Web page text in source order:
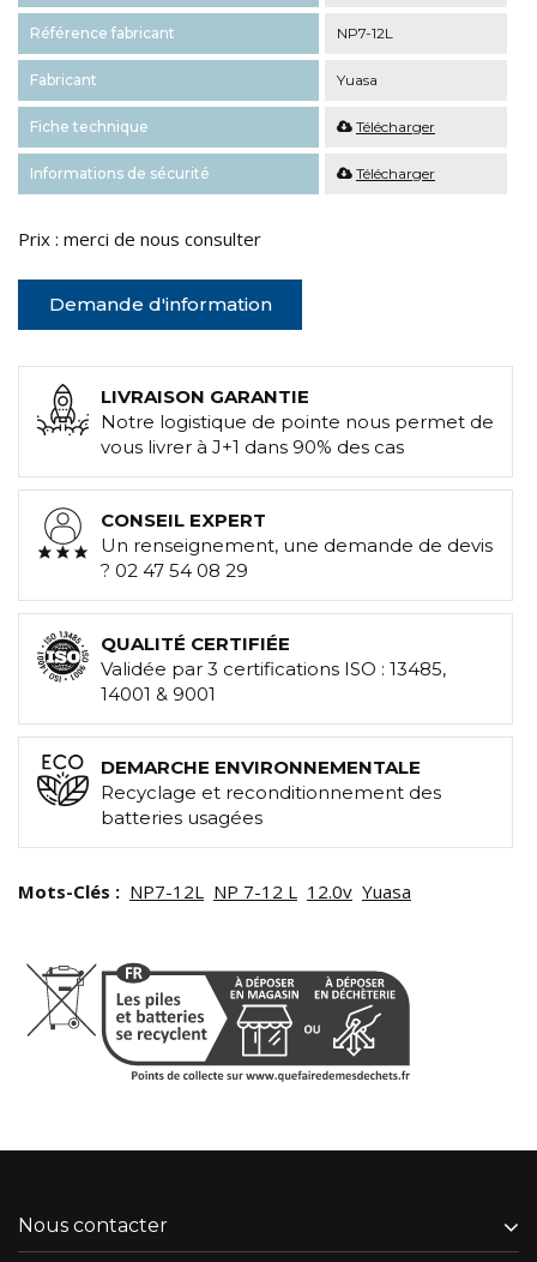
Référence fabricant NP7-12L
Fabricant Yuasa
Fiche technique Télécharger
Informations de sécurité Télécharger
Prix : merci de nous consulter
Demande d'information
LIVRAISON GARANTIE
Notre logistique de pointe nous permet de
vous livrer à J+1 dans 90% des cas
CONSEIL EXPERT
Un renseignement, une demande de devis
? 02 47 54 08 29
QUALITÉ CERTIFIÉE
Validée par 3 certifications ISO : 13485,
14001 & 9001
DEMARCHE ENVIRONNEMENTALE
Recyclage et reconditionnement des
batteries usagées
Mots-Clés : NP7-12L NP 7-12 L 12.0v Yuasa
Nous contacter